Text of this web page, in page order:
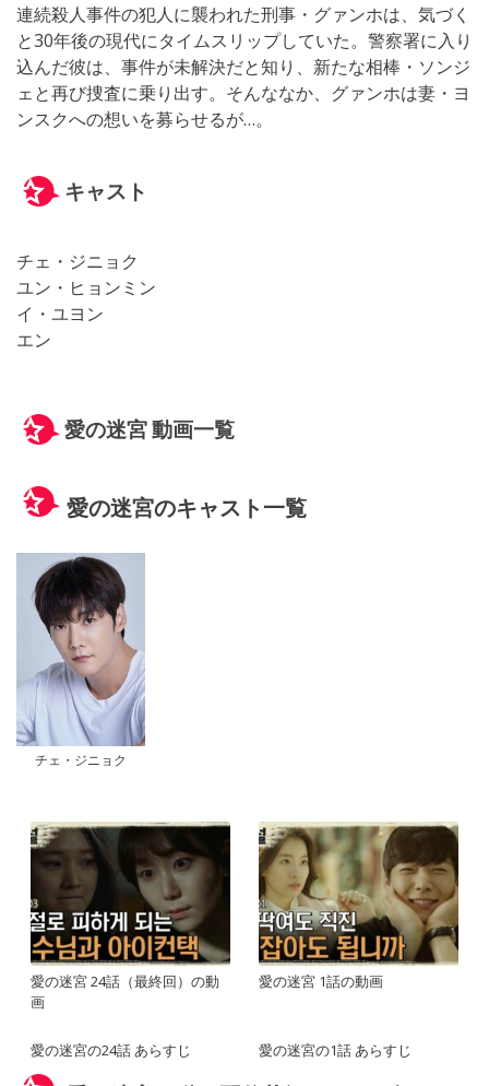
連続殺人事件の犯人に襲われた刑事・グァンホは、気づく
と30年後の現代にタイムスリップしていた。警察署に入り
込んだ彼は、事件が未解決だと知り、新たな相棒・ソンジ
ェと再び捜査に乗り出す。そんななか、グァンホは妻・ヨ
ンスクへの想いを募らせるが…。
キャスト
チェ・ジニョク
ユン・ヒョンミン
イ・ユヨン
エン
愛の迷宮 動画一覧
愛の迷宮のキャスト一覧
チェ・ジニョク
愛の迷宮 24話（最終回）の動
画
愛の迷宮 1話の動画
愛の迷宮の24話 あらすじ 愛の迷宮の1話 あらすじ